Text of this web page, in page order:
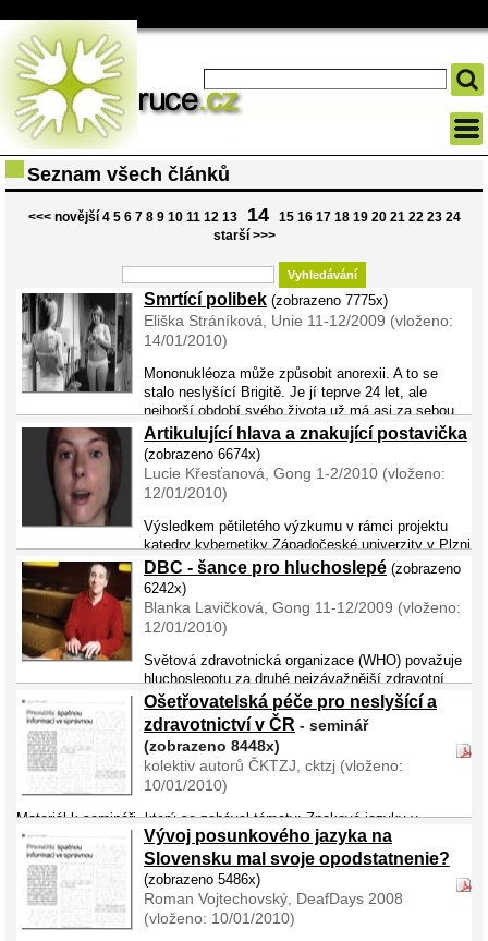
Seznam všech článků
<<< novější 4 5 6 7 8 9 10 11 12 13 14 15 16 17 18 19 20 21 22 23 24
starší >>>
Smrtící polibek (zobrazeno 7775x)
Eliška Stráníková, Unie 11-12/2009 (vloženo:
14/01/2010)
Mononukléoza může způsobit anorexii. A to se
stalo neslyšící Brigitě. Je jí teprve 24 let, ale
nejhorší období svého života už má asi za sebou.
O něm nám bude vyprávět. S Stalo se to před devíti lety. Bylo zrovna
krásné ...
Artikulující hlava a znakující postavička
(zobrazeno 6674x)
Lucie Křesťanová, Gong 1-2/2010 (vloženo:
12/01/2010)
Výsledkem pětiletého výzkumu v rámci projektu
katedry kybernetiky Západočeské univerzity v Plzni
MUSSLAP je vytvoření unikátní počítačové technologie, která by mohla
sloužit sluchově postiženým lidem a lidem s ...
DBC - šance pro hluchoslepé (zobrazeno
6242x)
Blanka Lavičková, Gong 11-12/2009 (vloženo:
12/01/2010)
Světová zdravotnická organizace (WHO) považuje
hluchoslepotu za druhé nejzávažnější zdravotní
postižení člověka (na prvním místě uvádí hlubokou mentální retardaci –
IQ je nižší než 20). Postižení je závažné předevš� ...
Ošetřovatelská péče pro neslyšící a
zdravotnictví v ČR - seminář
(zobrazeno 8448x)
kolektiv autorů ČKTZJ, cktzj (vloženo:
10/01/2010)
Materiál k semináři, který se zabával tématy: Znakové jazyky v
kontrastu, Specifické znaky, nepřímá pojmenování a fráze v českém
znakovém jazyce, Vlastní jména v českém znakovém jazyce,
Kompenzační pomůcky, výukové programy ...
Vývoj posunkového jazyka na
Slovensku mal svoje opodstatnenie?
(zobrazeno 5486x)
Roman Vojtechovský, DeafDays 2008
(vloženo: 10/01/2010)